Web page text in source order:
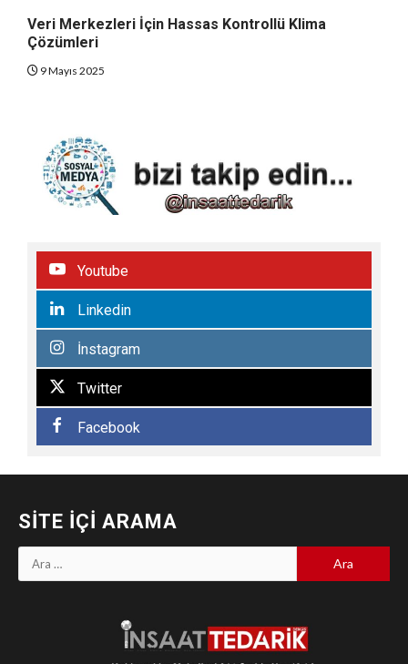
Veri Merkezleri İçin Hassas Kontrollü Klima
Çözümleri
9 Mayıs 2025
Youtube
Linkedin
İnstagram
Twitter
Facebook
SITE İÇI ARAMA
Arama: